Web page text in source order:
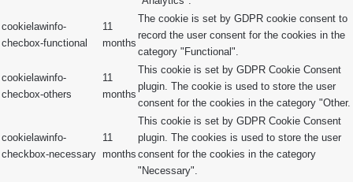
cookielawinfo-
checbox-functional
11
months
The cookie is set by GDPR cookie consent to
record the user consent for the cookies in the
category "Functional".
cookielawinfo-
checbox-others
11
months
This cookie is set by GDPR Cookie Consent
plugin. The cookie is used to store the user
consent for the cookies in the category "Other.
cookielawinfo-
checkbox-necessary
11
months
This cookie is set by GDPR Cookie Consent
plugin. The cookies is used to store the user
consent for the cookies in the category
"Necessary".